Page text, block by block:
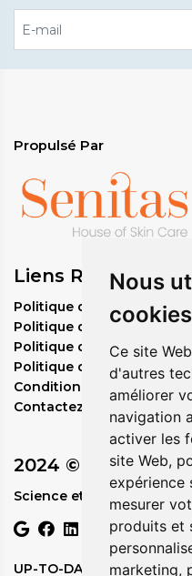
Nous
cookies
Ce site
d'autres
améliorer
navigation
activer les
site Web,
expérience
mesurer
produits et
marketing,
Propulsé Par
Liens Rapides
Politique de commande
Politique de confidentialité
Politique de
Politique d'expédition
Conditions de service
Contactez-nous
2024 © Circadia
Science et Nature en
UP-TO-DATE WebDesign